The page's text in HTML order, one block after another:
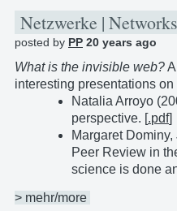
Netzwerke |
posted by PP 20 years ago
What is the invisible web?
interesting presentations on
Natalia Arroyo
perspective. [.pdf]
Margaret
Peer Review in
science is done
> mehr/more